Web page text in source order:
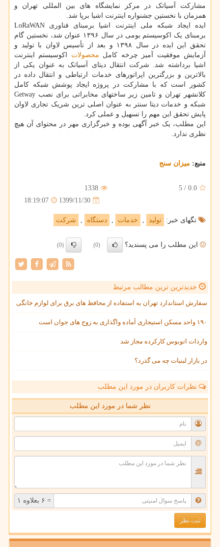
مشارکت آسیاتک در مرکز نمایشگاه های بین المللی تهران و
همزمان با نخستین جشنواره اینترنت اشیا برپا شد.
ایده ایجاد شبکه ملی اینترنت اشیا برمبنای فناوری LoRaWAN
برمبنای یک اکوسیستم بومی در سال ۱۳۹۶ عنوان شد، نخستین گام
تحقق این ایده در سال ۱۳۹۸ و بعد از تأسیس لاوان با تولید و
آزمایش موفقیت آمیز چرخه کامل محصولات اکوسیستم اینترنت
اشیا برداشته شد. شرکت انتقال دیتای آسیاتک به عنوان یکی از
بالاترین و بزرگترین اپراتورهای خدمات ارتباطی و انتقال داده در
کشور است که با مشارکت در پروژه ایجاد پوشش شبکه کامل
کلانشهر تهران و تامین زیر ساختهای مخابراتی برای نصب Getway
شبکه و خدمات دیتا سنتر به عنوان اصلی ترین شریک تجاری لاوان
پایش تحقق این مهم را تسهیل و عملی کرد.
این مطلب، یک خبر آگهی بوده و خبرگزاری مهر در محتوای آن هیچ
نظری ندارد.
منبع: میزان سنج
0.0
/
5
1338
1399/11/30
18:19:07
تگهای خبر: تولید , خدمات , دستگاه , شركت
این مطلب را می پسندید؟ (0)
(0)
جدیدترین ترین مطالب مرتبط
سفارش استاندارد تهران به استفاده از محافظ های برق برای لوازم خانگی
۱۹۰ واحد مسکن استیجاری آماده واگذاری به زوج های جوان است
واردات اتوبوس کارکرده مجاز شد
در بازار لبنیات چه می گذرد؟
نظرات کاربران در مورد این مطلب
نظر شما در مورد این مطلب
= ۶ بعلاوه ۱